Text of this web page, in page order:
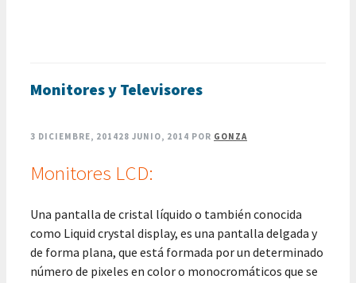
Monitores y Televisores
3 DICIEMBRE, 201428 JUNIO, 2014 POR GONZA
Monitores LCD:
Una pantalla de cristal líquido o también conocida
como Liquid crystal display, es una pantalla delgada y
de forma plana, que está formada por un determinado
número de pixeles en color o monocromáticos que se